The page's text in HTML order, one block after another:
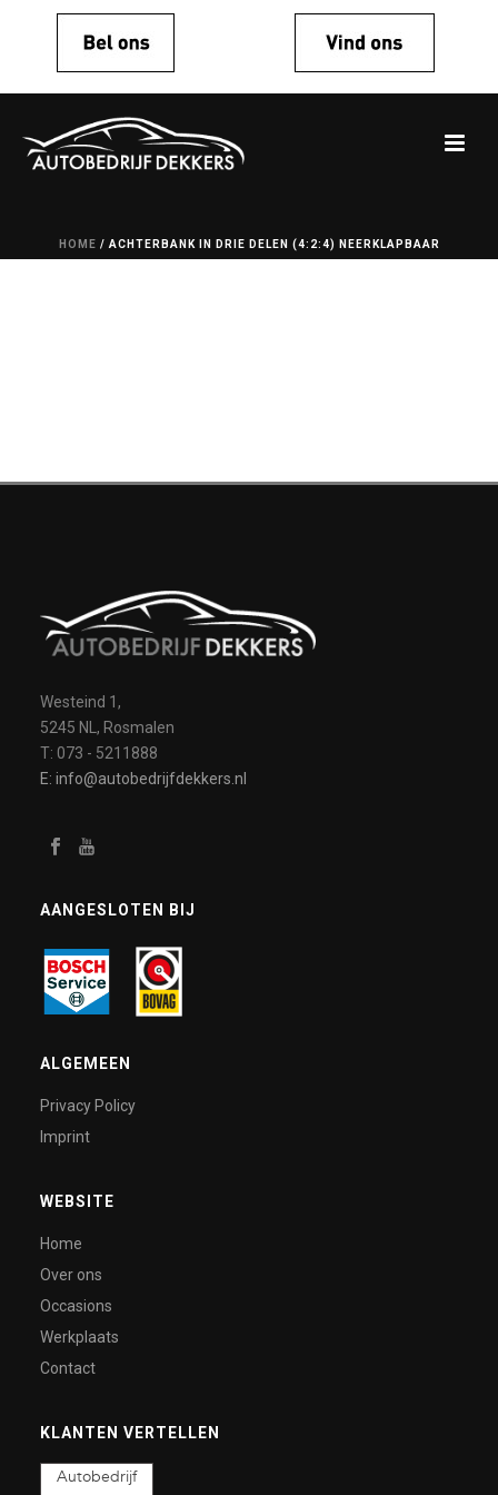
HOME / ACHTERBANK IN DRIE DELEN (4:2:4) NEERKLAPBAAR
Westeind 1,
5245 NL, Rosmalen
T: 073 - 5211888
E: info@autobedrijfdekkers.nl
AANGESLOTEN BIJ
ALGEMEEN
Privacy Policy
Imprint
WEBSITE
Home
Over ons
Occasions
Werkplaats
Contact
KLANTEN VERTELLEN
Autobedrijf